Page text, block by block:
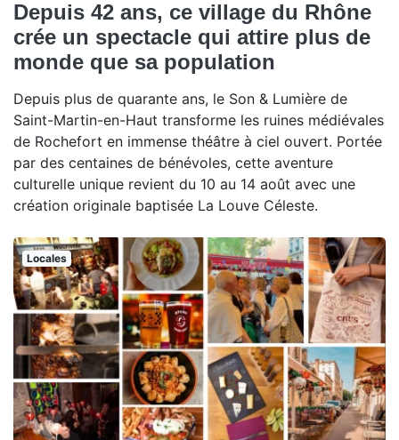
Depuis 42 ans, ce village du Rhône
crée un spectacle qui attire plus de
monde que sa population
Depuis plus de quarante ans, le Son & Lumière de
Saint-Martin-en-Haut transforme les ruines médiévales
de Rochefort en immense théâtre à ciel ouvert. Portée
par des centaines de bénévoles, cette aventure
culturelle unique revient du 10 au 14 août avec une
création originale baptisée La Louve Céleste.
Locales